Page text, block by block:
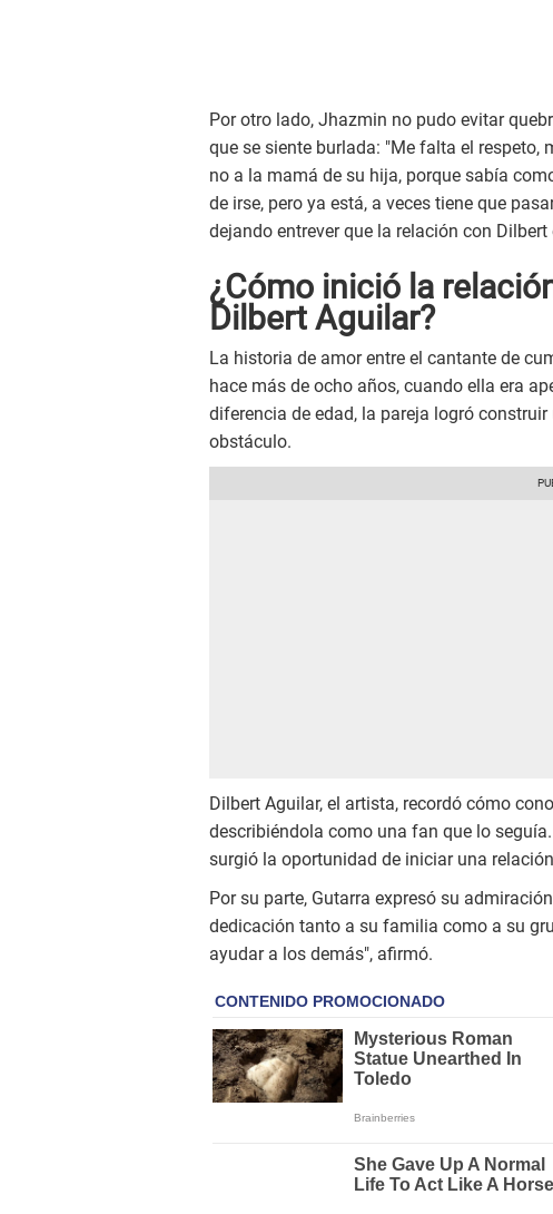
Por otro lado, Jhazmin no pudo evitar
que se siente burlada: "Me falta el respeto,
no a la mamá de su hija, porque sabía
de irse, pero ya está, a veces tiene que
dejando entrever que la relación con
¿Cómo inició la
Dilbert Aguilar?
La historia de amor entre el cantante de
hace más de ocho años, cuando ella era
diferencia de edad, la pareja logró
obstáculo.
Dilbert Aguilar, el artista, recordó cómo
describiéndola como una fan que lo
surgió la oportunidad de iniciar una
Por su parte, Gutarra expresó su
dedicación tanto a su familia como a su
ayudar a los demás", afirmó.